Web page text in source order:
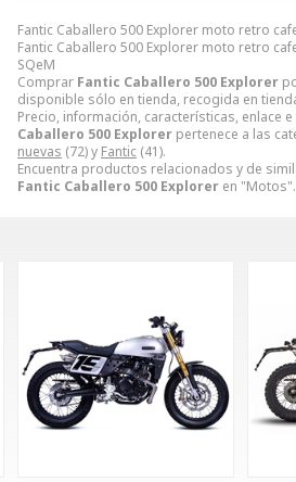
Fantic Caballero 500 Explorer moto retro
Fantic Caballero 500 Explorer moto retro
SQeM
Comprar Fantic Caballero 500 Explorer
disponible sólo en tienda, recogida en
Precio, información, características, enlace
Caballero 500 Explorer pertenece a las
nuevas (72) y Fantic (41).
Encuentra productos relacionados y de
Fantic Caballero 500 Explorer en "Motos".